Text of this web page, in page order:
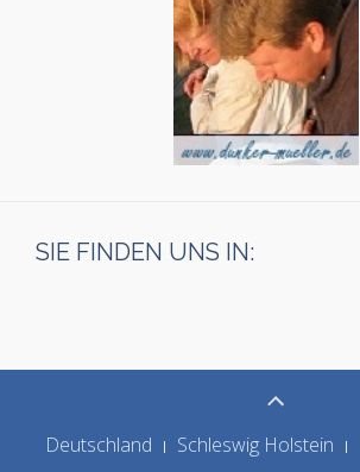
SIE FINDEN UNS IN:
Deutschland Schleswig Holstein